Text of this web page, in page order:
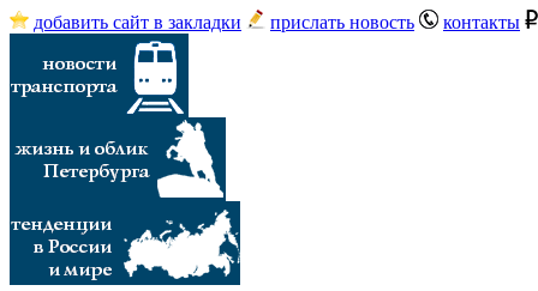
добавить сайт в закладки прислать новость контакты